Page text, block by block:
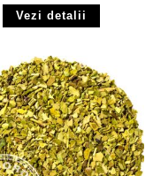
Vezi detalii